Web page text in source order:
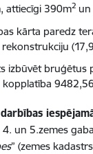
attiecīgi 390m2
kārta paredz
rekonstrukciju
izbūvēt bruģētus
kopplatība
4. un 5.zemes
” (zemes